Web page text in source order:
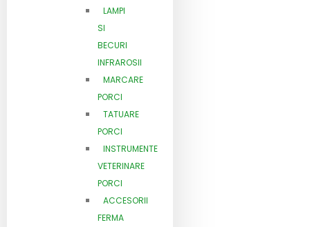
LAMPI
SI
BECURI
INFRAROSII
MARCARE
PORCI
TATUARE
PORCI
INSTRUMENTE
VETERINARE
PORCI
ACCESORII
FERMA